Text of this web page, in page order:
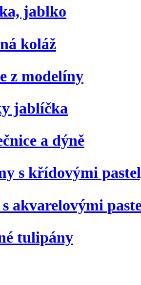
jablko
koláž
z modelíny
jablíčka
a dýně
s křídovými
s akvarelovými
tulipány